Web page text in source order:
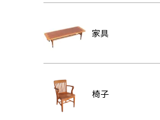
家具
椅子